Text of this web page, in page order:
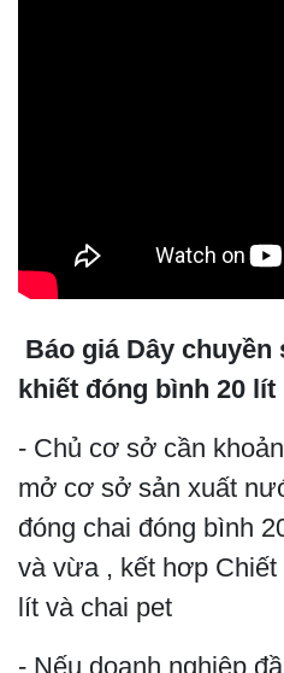
Báo giá Dây
khiết đóng bình 20 lít
- Chủ cơ sở cần
mở cơ sở sản xuất
đóng chai đóng bình
và vừa , kết hơp
lít và chai pet
- Nếu doanh nghiệp